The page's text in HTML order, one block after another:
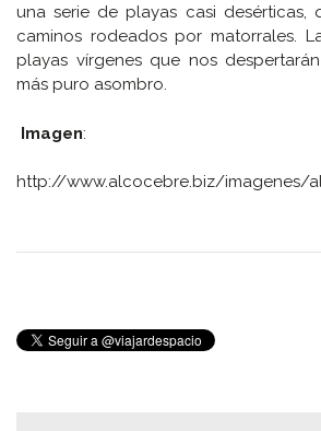
una serie de playas casi desérticas,
caminos rodeados por matorrales.
playas vírgenes que nos
más puro asombro.
Imagen:
http://www.alcocebre.biz/imagenes/